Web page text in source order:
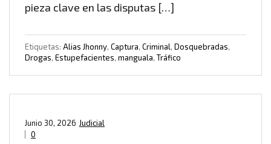
pieza clave en las disputas […]
Etiquetas: Alias Jhonny, Captura, Criminal, Dosquebradas,
Drogas, Estupefacientes, manguala, Tráfico
Judicial
Junio 30, 2026
0